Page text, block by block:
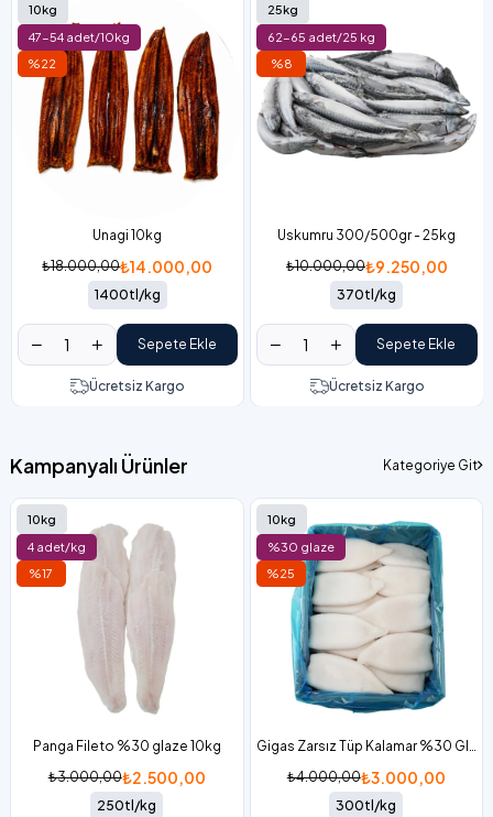
Unagi 10kg
₺14.000,00
₺18.000,00
1400tl/kg
10kg
47-54 adet/10kg
%22
Sepete Ekle
Ücretsiz Kargo
Uskumru 300/500gr - 25kg
₺9.250,00
₺10.000,00
370tl/kg
25kg
62-65 adet/25 kg
%8
Sepete Ekle
Ücretsiz Kargo
Kampanyalı Ürünler
Panga Fileto %30 glaze 10kg
₺2.500,00
₺3.000,00
250tl/kg
10kg
4 adet/kg
%17
₺3.000,00
₺4.000,00
300tl/kg
10kg
%30 glaze
%25
Kategoriye Git